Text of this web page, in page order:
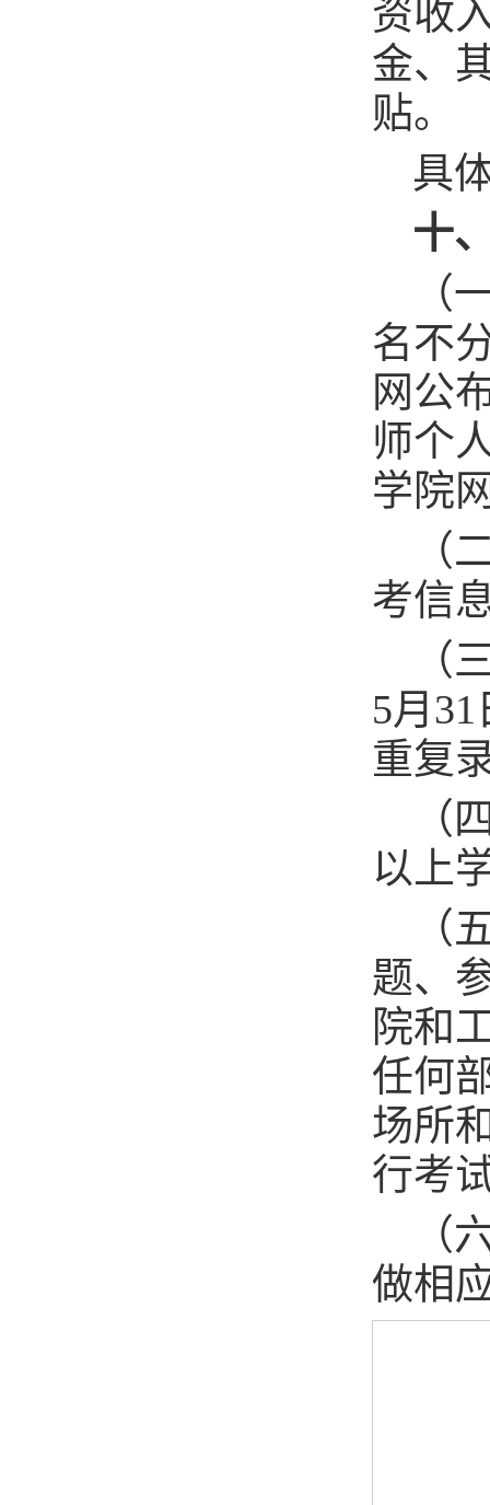
资收
金、
贴。
具
十
（
名不
网公
师个
学院
（
考信
（
5月
重复
（
以上
（
题、
院和
任何
场所
行考
（
做相